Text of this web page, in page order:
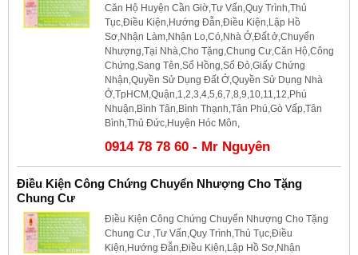
Căn Hộ Huyện Cần Giờ,Tư Vấn,Quy Trình,Thủ
Tục,Điều Kiện,Hướng Đẫn,Điều Kiện,Lập Hồ
Sơ,Nhận Làm,Nhận Lo,Có,Nhà Ở,Đất ở,Chuyển
Nhượng,Tại Nhà,Cho Tặng,Chung Cư,Căn Hộ,Công
Chứng,Sang Tên,Sổ Hồng,Sổ Đỏ,Giấy Chứng
Nhận,Quyền Sử Dụng Đất Ở,Quyền Sử Dụng Nhà
Ở,TpHCM,Quận,1,2,3,4,5,6,7,8,9,10,11,12,Phú
Nhuận,Bình Tân,Bình Thạnh,Tân Phú,Gò Vấp,Tân
Bình,Thủ Đức,Huyện Hóc Môn,
0914 78 78 60 - Mr Nguyên
Điều Kiện Công Chứng Chuyển Nhượng Cho Tặng
Chung Cư
Điều Kiện Công Chứng Chuyển Nhượng Cho Tặng
Chung Cư ,Tư Vấn,Quy Trình,Thủ Tục,Điều
Kiện,Hướng Đẫn,Điều Kiện,Lập Hồ Sơ,Nhận